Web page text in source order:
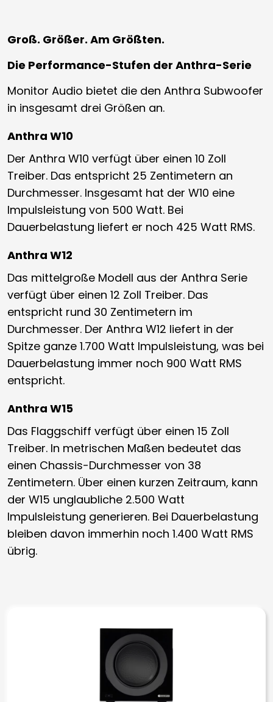
Groß. Größer. Am Größten.
Die Performance-Stufen der Anthra-Serie
Monitor Audio bietet die den Anthra Subwoofer
in insgesamt drei Größen an.
Anthra W10
Der Anthra W10 verfügt über einen 10 Zoll
Treiber. Das entspricht 25 Zentimetern an
Durchmesser. Insgesamt hat der W10 eine
Impulsleistung von 500 Watt. Bei
Dauerbelastung liefert er noch 425 Watt RMS.
Anthra W12
Das mittelgroße Modell aus der Anthra Serie
verfügt über einen 12 Zoll Treiber. Das
entspricht rund 30 Zentimetern im
Durchmesser. Der Anthra W12 liefert in der
Spitze ganze 1.700 Watt Impulsleistung, was bei
Dauerbelastung immer noch 900 Watt RMS
entspricht.
Anthra W15
Das Flaggschiff verfügt über einen 15 Zoll
Treiber. In metrischen Maßen bedeutet das
einen Chassis-Durchmesser von 38
Zentimetern. Über einen kurzen Zeitraum, kann
der W15 unglaubliche 2.500 Watt
Impulsleistung generieren. Bei Dauerbelastung
bleiben davon immerhin noch 1.400 Watt RMS
übrig.